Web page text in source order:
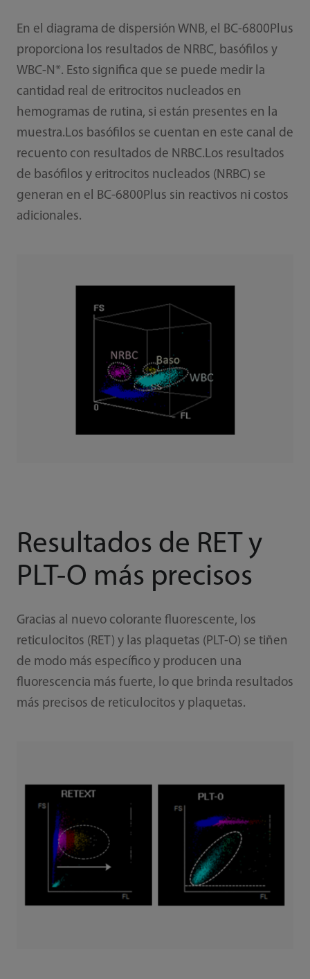
En el diagrama de dispersión WNB, el BC-6800Plus
proporciona los resultados de NRBC, basófilos y
WBC-N*. Esto significa que se puede medir la
cantidad real de eritrocitos nucleados en
hemogramas de rutina, si están presentes en la
muestra.Los basófilos se cuentan en este canal de
recuento con resultados de NRBC.Los resultados
de basófilos y eritrocitos nucleados (NRBC) se
generan en el BC-6800Plus sin reactivos ni costos
adicionales.
Resultados de RET y
PLT-O más precisos
Gracias al nuevo colorante fluorescente, los
reticulocitos (RET) y las plaquetas (PLT-O) se tiñen
de modo más específico y producen una
fluorescencia más fuerte, lo que brinda resultados
más precisos de reticulocitos y plaquetas.